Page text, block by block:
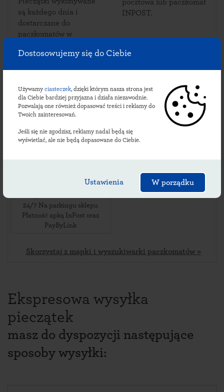
Dostosowujemy się do Ciebie
Używamy ciasteczek, dzięki którym nasza strona jest
dla Ciebie bardziej przyjazna i działa niezawodnie.
Pozwalają one również dopasować treści i reklamy do
Twoich zainteresowań.
Jeśli się nie zgodzisz, reklamy nadal będą się
wyświetlać, ale nie będą dopasowane do Ciebie.
Ustawienia W porządku
są każdego dnia i
dostarczane do
paczkomatów w
pocztowa lub paczkomat
INPOST.
Sprawdź lokalizacje
chobanińskich
paczkomatów:
24/7 Na parkingu sklepu
Płatność apką InPost oraz
PayByLink
Skorzystaj z mapki i wyszukiwarki paczkomatów »
Ekspresowa wysyłka
pieczątek
masz do dyspozycji następujące
sposoby wysyłki: